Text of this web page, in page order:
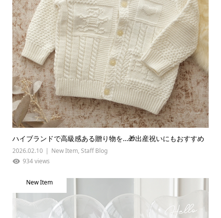
ハイブランドで高級感ある贈り物を…🎁出産祝いにもおすすめ
2026.02.10 New Item, Staff Blog
934 views
New Item